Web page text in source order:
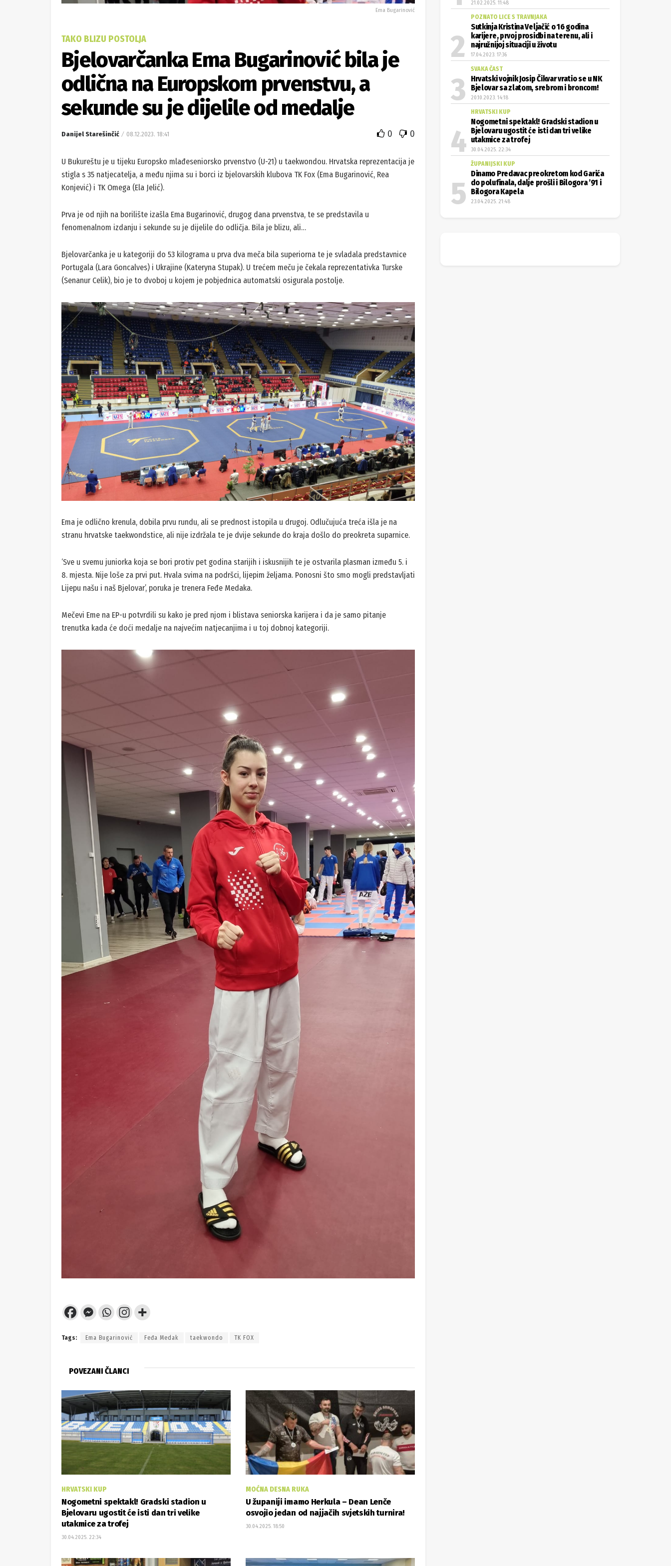
Ema Bugarinović
TAKO BLIZU POSTOLJA
Bjelovarčanka Ema Bugarinović bila je
odlična na Europskom prvenstvu, a
sekunde su je dijelile od medalje
Danijel Starešinčić 08.12.2023. 18:41 0 0
U Bukureštu je u tijeku Europsko mlađeseniorsko prvenstvo (U-21) u taekwondou. Hrvatska reprezentacija je
stigla s 35 natjecatelja, a među njima su i borci iz bjelovarskih klubova TK Fox (Ema Bugarinović, Rea
Konjević) i TK Omega (Ela Jelić).
Prva je od njih na borilište izašla Ema Bugarinović, drugog dana prvenstva, te se predstavila u
fenomenalnom izdanju i sekunde su je dijelile do odličja. Bila je blizu, ali…
Bjelovarčanka je u kategoriji do 53 kilograma u prva dva meča bila superiorna te je svladala predstavnice
Portugala (Lara Goncalves) i Ukrajine (Kateryna Stupak). U trećem meču je čekala reprezentativka Turske
(Senanur Celik), bio je to dvoboj u kojem je pobjednica automatski osigurala postolje.
Ema je odlično krenula, dobila prvu rundu, ali se prednost istopila u drugoj. Odlučujuća treća išla je na
stranu hrvatske taekwondstice, ali nije izdržala te je dvije sekunde do kraja došlo do preokreta suparnice.
‘Sve u svemu juniorka koja se bori protiv pet godina starijih i iskusnijih te je ostvarila plasman između 5. i
8. mjesta. Nije loše za prvi put. Hvala svima na podršci, lijepim željama. Ponosni što smo mogli predstavljati
Lijepu našu i naš Bjelovar’, poruka je trenera Feđe Medaka.
Mečevi Eme na EP-u potvrdili su kako je pred njom i blistava seniorska karijera i da je samo pitanje
trenutka kada će doći medalje na najvećim natjecanjima i u toj dobnoj kategoriji.
Tags: Ema Bugarinović Feđa Medak taekwondo TK FOX
POVEZANI ČLANCI
HRVATSKI KUP
Nogometni spektakl! Gradski stadion u
Bjelovaru ugostit će isti dan tri velike
utakmice za trofej
30.04.2025. 22:34
MOĆNA DESNA RUKA
U županiji imamo Herkula – Dean Lenče
osvojio jedan od najjačih svjetskih turnira!
30.04.2025. 18:50
21.02.2025. 11:48
POZNATO LICE S TRAVNJAKA
Sutkinja Kristina Veljačić o 16 godina
karijere, prvoj prosidbi na terenu, ali i
najružnijoj situaciji u životu
17.04.2023. 17:36
SVAKA ČAST
Hrvatski vojnik Josip Čikvar vratio se u NK
Bjelovar sa zlatom, srebrom i broncom!
20.10.2023. 14:18
HRVATSKI KUP
Nogometni spektakl! Gradski stadion u
Bjelovaru ugostit će isti dan tri velike
utakmice za trofej
30.04.2025. 22:34
ŽUPANIJSKI KUP
Dinamo Predavac preokretom kod Garića
do polufinala, dalje prošli i Bilogora ’91 i
Bilogora Kapela
23.04.2025. 21:48